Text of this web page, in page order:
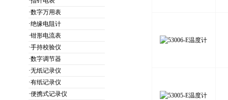
·数字万用表
·绝缘电阻计
·钳形电流表
·手持校验仪
·数字调节器
·无纸记录仪
·有纸记录仪
·便携式记录仪